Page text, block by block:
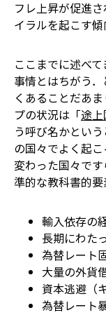
フレ上昇が促進
イラルを起こす傾
ここまでに述べ
事情とはちがう
くあることだ――
プの状況は「途
う呼び名かとい
の国々でよく起
変わった国々で
準的な教科書的要
輸入依存の
長期にわた
為替レート
大量の外貨
資本逃避（
為替レート